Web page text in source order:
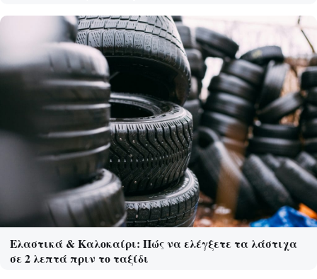
Ελαστικά & Καλοκαίρι: Πώς να ελέγξετε τα λάστιχα
σε 2 λεπτά πριν το ταξίδι